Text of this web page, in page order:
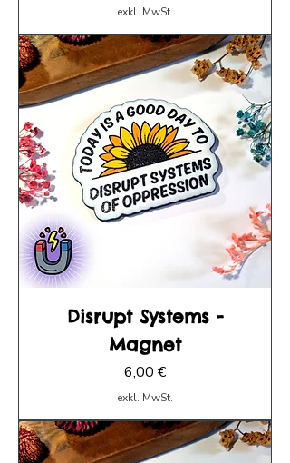
exkl. MwSt.
Disrupt Systems -
Magnet
Preis
6,00 €
exkl. MwSt.